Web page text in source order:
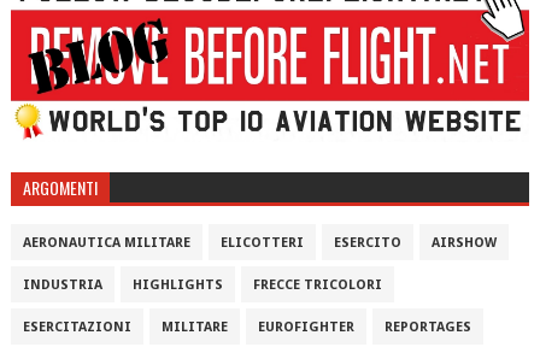
ARGOMENTI
AERONAUTICA MILITARE ELICOTTERI ESERCITO AIRSHOW
INDUSTRIA HIGHLIGHTS FRECCE TRICOLORI
ESERCITAZIONI MILITARE EUROFIGHTER REPORTAGES